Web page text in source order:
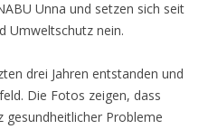
Unna und setzen sich seit
Umweltschutz nein.
drei Jahren entstanden und
Die Fotos zeigen, dass
Probleme